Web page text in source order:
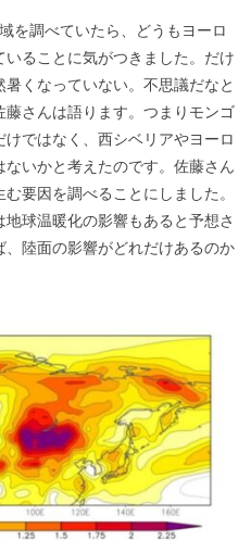
を調べていたら、どうもヨーロ
ることに気がつきました。だけ
くなっていない。不思議だなと
さんは語ります。つまりモンゴ
ではなく、西シベリアやヨーロ
いかと考えたのです。佐藤さん
要因を調べることにしました。
球温暖化の影響もあると予想さ
陸面の影響がどれだけあるのか